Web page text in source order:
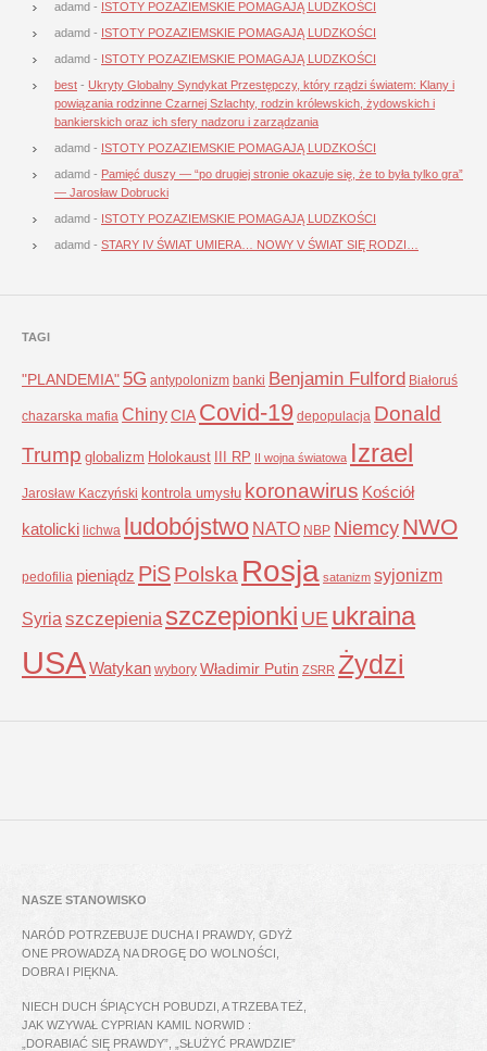
adamd - ISTOTY POZAZIEMSKIE POMAGAJĄ LUDZKOŚCI
adamd - ISTOTY POZAZIEMSKIE POMAGAJĄ LUDZKOŚCI
adamd - ISTOTY POZAZIEMSKIE POMAGAJĄ LUDZKOŚCI
best - Ukryty Globalny Syndykat Przestępczy, który rządzi światem: Klany i
powiązania rodzinne Czarnej Szlachty, rodzin królewskich, żydowskich i
bankierskich oraz ich sfery nadzoru i zarządzania
adamd - ISTOTY POZAZIEMSKIE POMAGAJĄ LUDZKOŚCI
adamd - Pamięć duszy — “po drugiej stronie okazuje się, że to była tylko gra”
— Jarosław Dobrucki
adamd - ISTOTY POZAZIEMSKIE POMAGAJĄ LUDZKOŚCI
adamd - STARY IV ŚWIAT UMIERA… NOWY V ŚWIAT SIĘ RODZI…
TAGI
"PLANDEMIA" 5G antypolonizm banki Benjamin Fulford Białoruś
chazarska mafia ChinyCIA Covid-19 depopulacja Donald
Trump globalizm Holokaust III RP II wojna światowa Izrael
Jarosław Kaczyński kontrola umysłu koronawirus Kościół
katolicki lichwa ludobójstwo NATO NBP NiemcyNWO
pedofilia pieniądz PiSPolska Rosja satanizm syjonizm
Syria szczepienia szczepionki UE ukraina
USAWatykan wybory Władimir Putin ZSRR Żydzi
NASZE STANOWISKO
NARÓD POTRZEBUJE DUCHA I PRAWDY, GDYŻ
ONE PROWADZĄ NA DROGĘ DO WOLNOŚCI,
DOBRA I PIĘKNA.
NIECH DUCH ŚPIĄCYCH POBUDZI, A TRZEBA TEŻ,
JAK WZYWAŁ CYPRIAN KAMIL NORWID :
„DORABIAĆ SIĘ PRAWDY”, „SŁUŻYĆ PRAWDZIE”